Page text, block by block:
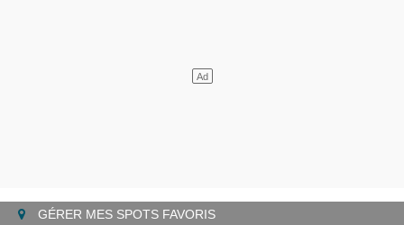
GÉRER MES SPOTS FAVORIS